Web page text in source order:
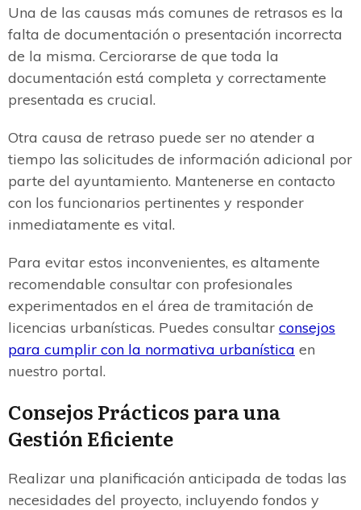
Una de las causas más comunes de retrasos es la
falta de documentación o presentación incorrecta
de la misma. Cerciorarse de que toda la
documentación está completa y correctamente
presentada es crucial.
Otra causa de retraso puede ser no atender a
tiempo las solicitudes de información adicional por
parte del ayuntamiento. Mantenerse en contacto
con los funcionarios pertinentes y responder
inmediatamente es vital.
Para evitar estos inconvenientes, es altamente
recomendable consultar con profesionales
experimentados en el área de tramitación de
licencias urbanísticas. Puedes consultar consejos
para cumplir con la normativa urbanística en
nuestro portal.
Consejos Prácticos para una
Gestión Eficiente
Realizar una planificación anticipada de todas las
necesidades del proyecto, incluyendo fondos y